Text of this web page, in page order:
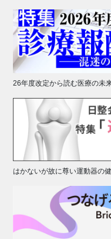
26年度改定から読む医療の未
はかないが故に尊い運動器の